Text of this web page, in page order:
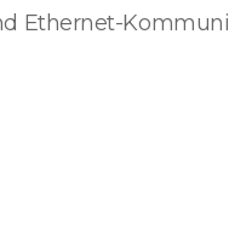
Ethernet-